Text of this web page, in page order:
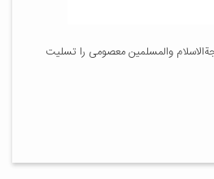
والمسلمین معصومی را تسلیت